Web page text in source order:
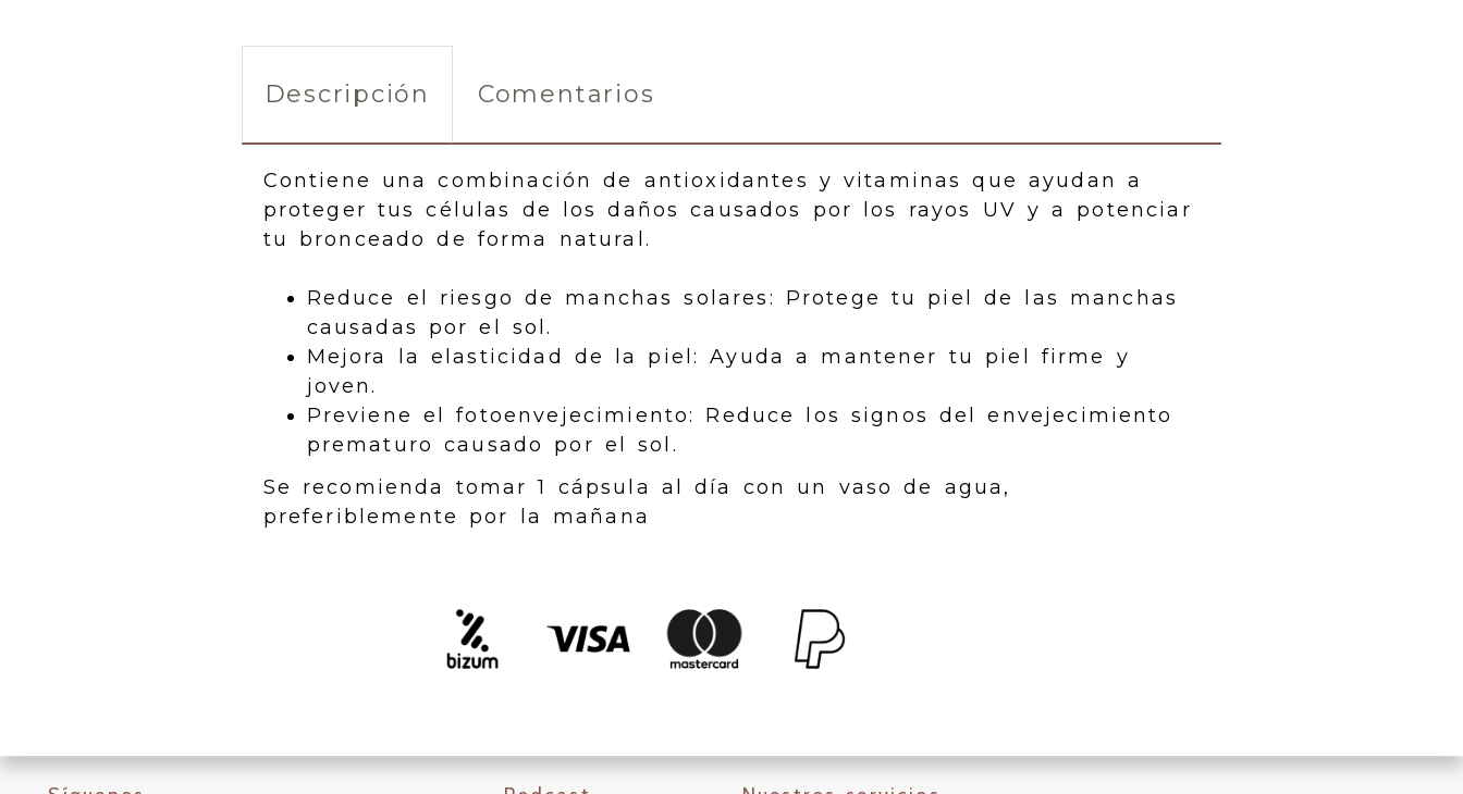
Descripción Comentarios
Contiene una combinación de antioxidantes y vitaminas que ayudan a
proteger tus células de los daños causados por los rayos UV y a potenciar
tu bronceado de forma natural.
Reduce el riesgo de manchas solares: Protege tu piel de las manchas
causadas por el sol.
Mejora la elasticidad de la piel: Ayuda a mantener tu piel firme y
joven.
Previene el fotoenvejecimiento: Reduce los signos del envejecimiento
prematuro causado por el sol.
Se recomienda tomar 1 cápsula al día con un vaso de agua,
preferiblemente por la mañana